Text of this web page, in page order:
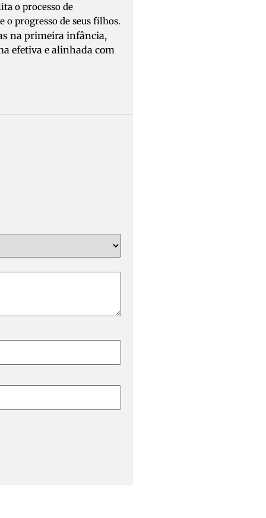
o processo de
o progresso de seus filhos.
na primeira infância,
efetiva e alinhada com